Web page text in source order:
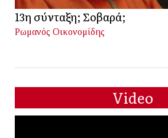
13η σύνταξη; Σοβαρά;
Ρωμανός Οικονομίδης
Video